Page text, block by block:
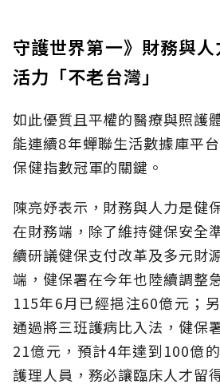
守護世界第一》財務與
活力「不老台灣」
如此優質且平權的醫療與照護
能連續8年蟬聯生活數據庫平
保健指數冠軍的關鍵。
陳亮妤表示，財務與人力是健
在財務端，除了維持健保安全
續研議健保支付改革及多元財
端，健保署在今年也陸續調整
115年6月已經挹注60億元；
通過將三班護病比入法，健保
21億元，預計4年達到100億
護理人員，務必讓臨床人才留